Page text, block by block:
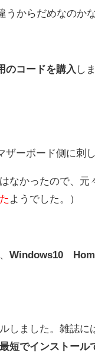
からだめなのか
のコードを購入 し
ーボード側に刺
なかったので、
ようでした。）
Windows10
しました。雑誌に
短でインストール